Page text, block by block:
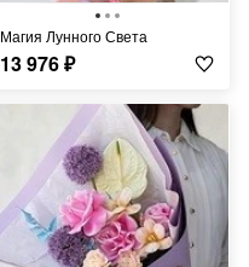
Магия Лунного Света
13 976₽